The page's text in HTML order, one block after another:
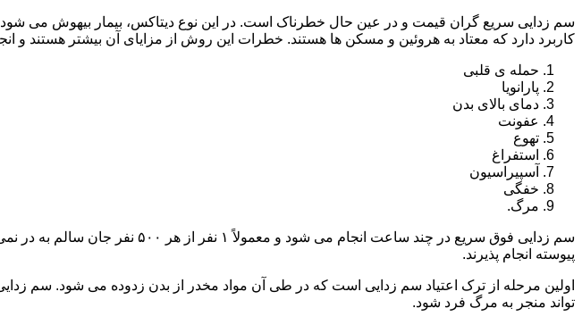
سم زدایی سریع گران قیمت و در عین حال خطرناک است. در این نوع دیتاکس، بیمار بیهوش می
کاربرد دارد که معتاد به هروئین و مسکن ها هستند. خطرات این روش از مزایای آن بیشتر هستند
حمله ی قلبی
پارانویا
دمای بالای بدن
عفونت
تهوع
استفراغ
آسپیراسیون
خفگی
مرگ.
سم زدایی فوق سریع در چند ساعت
پیوسته انجام پذیرند.
اولین مرحله از ترک اعتیاد سم زدایی است که در طی آن مواد مخدر از بدن زدوده می شود. سم
تواند منجر به مرگ فرد شود.